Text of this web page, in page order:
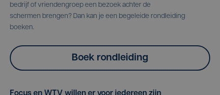
bedrijf of vriendengroep een bezoek achter de
schermen brengen? Dan kan je een begeleide rondleiding
boeken.
Boek rondleiding